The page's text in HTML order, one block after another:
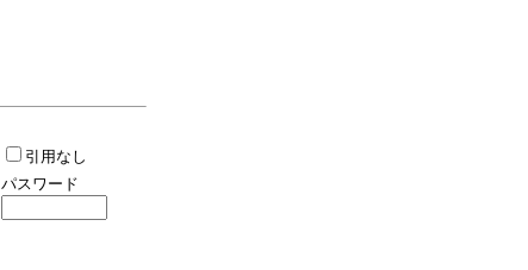
引用なし
パスワード